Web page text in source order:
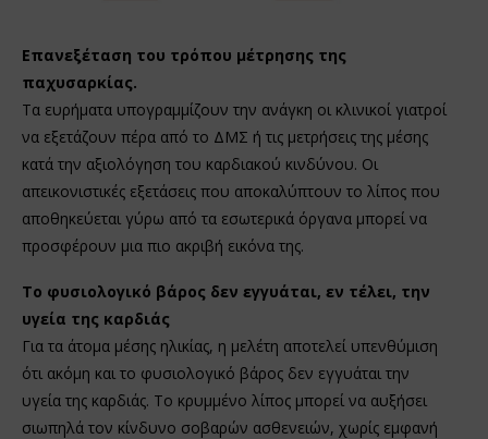
Επανεξέταση του τρόπου μέτρησης της
παχυσαρκίας.
Τα ευρήματα υπογραμμίζουν την ανάγκη οι κλινικοί γιατροί
να εξετάζουν πέρα από το ΔΜΣ ή τις μετρήσεις της μέσης
κατά την αξιολόγηση του καρδιακού κινδύνου. Οι
απεικονιστικές εξετάσεις που αποκαλύπτουν το λίπος που
αποθηκεύεται γύρω από τα εσωτερικά όργανα μπορεί να
προσφέρουν μια πιο ακριβή εικόνα της.
Το φυσιολογικό βάρος δεν εγγυάται, εν τέλει, την
υγεία της καρδιάς
Για τα άτομα μέσης ηλικίας, η μελέτη αποτελεί υπενθύμιση
ότι ακόμη και το φυσιολογικό βάρος δεν εγγυάται την
υγεία της καρδιάς. Το κρυμμένο λίπος μπορεί να αυξήσει
σιωπηλά τον κίνδυνο σοβαρών ασθενειών, χωρίς εμφανή